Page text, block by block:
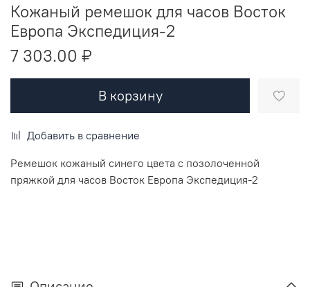
Кожаный ремешок для часов Восток
Европа Экспедиция-2
7 303.00 ₽
В корзину
Добавить в сравнение
Ремешок кожаный синего цвета с позолоченной
пряжкой для часов Восток Европа Экспедиция-2